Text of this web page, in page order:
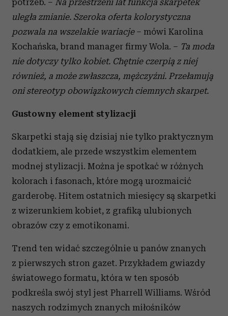
potrzeb. – Na przestrzeni lat funkcja skarpetek
uległa zmianie. Szeroka oferta kolorystyczna
pozwala na wszelakie wariacje – mówi Karolina
Kochańska, brand manager firmy Wola. – Ta moda
nie dotyczy tylko kobiet. Chętnie czerpią z niej
również, a może zwłaszcza, mężczyźni. Przełamują
oni stereotyp obowiązkowych ciemnych skarpet.
Gustowny element stylizacji
Skarpetki stają się dzisiaj nie tylko praktycznym
dodatkiem, ale przede wszystkim elementem
modnej stylizacji. Można je spotkać w różnych
kolorach i fasonach, które mogą urozmaicić
garderobę. Hitem ostatnich miesięcy są skarpetki
z wizerunkiem kobiet, z grafiką ulubionych
obrazów czy z emotikonami.
Trend ten widać szczególnie u panów znanych
z pierwszych stron gazet. Przykładem gwiazdy
światowego formatu, która w ten sposób
podkreśla swój styl jest Pharrell Williams. Wśród
naszych rodzimych znanych miłośników